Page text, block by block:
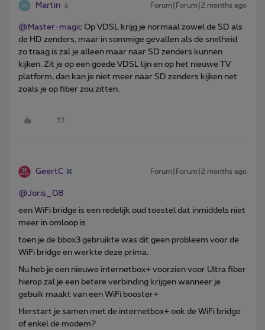
Martin Forum|Forum|2 months ago
@Master-magic Op VDSL krijg je normaal zowel de SD als
de HD zenders, maar in sommige gevallen als de snelheid
zo traag is zal je alleen maar naar SD zenders kunnen
kijken. Zit je op een goede VDSL lijn en op het nieuwe TV
platform, dan kan je niet meer naar SD zenders kijken net
zoals je op fiber zou zitten.
GeertC Forum|Forum|2 months ago
@Joris_08
een WiFi bridge is een redelijk oud toestel dat inmiddels niet
meer in omloop is.
toen je de bbox3 gebruikte was dit geen probleem voor de
WiFi bridge en werkte deze prima.
Nu heb je een nieuwe internetbox+ voorzien voor Ultra fiber
hierop zal je een betere verbinding krijgen wanneer je
gebuik maakt van een WiFi booster+
Herstart je samen met de internetbox+ ook de WiFi bridge
of enkel de modem?